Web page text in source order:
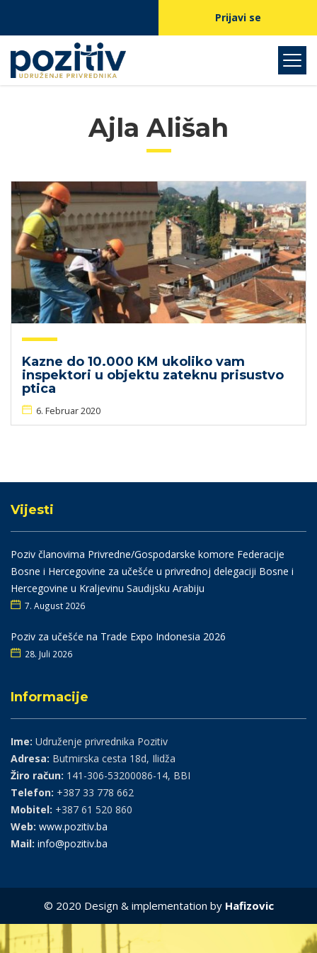
Prijavi se
Ajla Ališah
Kazne do 10.000 KM ukoliko vam
inspektori u objektu zateknu prisustvo
ptica
6. Februar 2020
Vijesti
Poziv članovima Privredne/Gospodarske komore Federacije
Bosne i Hercegovine za učešće u privrednoj delegaciji Bosne i
Hercegovine u Kraljevinu Saudijsku Arabiju
7. August 2026
Poziv za učešće na Trade Expo Indonesia 2026
28. Juli 2026
Informacije
Ime: Udruženje privrednika Pozitiv
Adresa: Butmirska cesta 18d, Ilidža
Žiro račun: 141-306-53200086-14, BBI
Telefon: +387 33 778 662
Mobitel: +387 61 520 860
Web: www.pozitiv.ba
Mail: info@pozitiv.ba
© 2020 Design & implementation by Hafizovic